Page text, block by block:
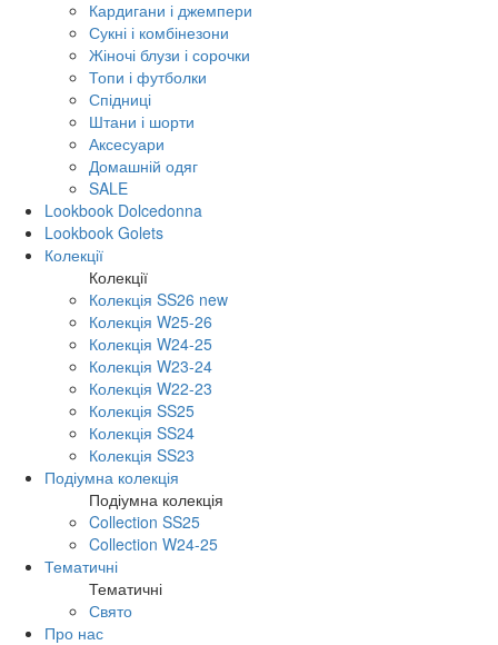
Кардигани і джемпери
Сукні і комбінезони
Жіночі блузи і сорочки
Топи і футболки
Спідниці
Штани і шорти
Аксесуари
Домашній одяг
SALE
Lookbook Dolcedonna
Lookbook Golets
Колекції
Колекції
Колекція SS26 new
Колекція W25-26
Колекція W24-25
Колекція W23-24
Колекція W22-23
Колекція SS25
Колекція SS24
Колекція SS23
Подіумна колекція
Подіумна колекція
Collection SS25
Collection W24-25
Тематичні
Тематичні
Свято
Про нас